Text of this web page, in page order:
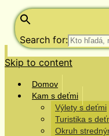
Search for:
Skip to content
Domov
Kam s deťmi
Výlety s deťmi
Turistika s
Okruh